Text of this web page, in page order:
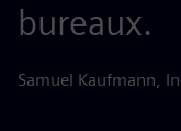
bureaux.
Samuel Kaufmann,